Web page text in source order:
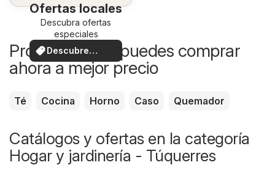
Ofertas locales
Descubra ofertas
especiales
Descubre
ofertas
Productos que puedes comprar
ahora a mejor precio
Té Cocina Horno Caso Quemador
Catálogos y ofertas en la categoría
Hogar y jardinería - Túquerres